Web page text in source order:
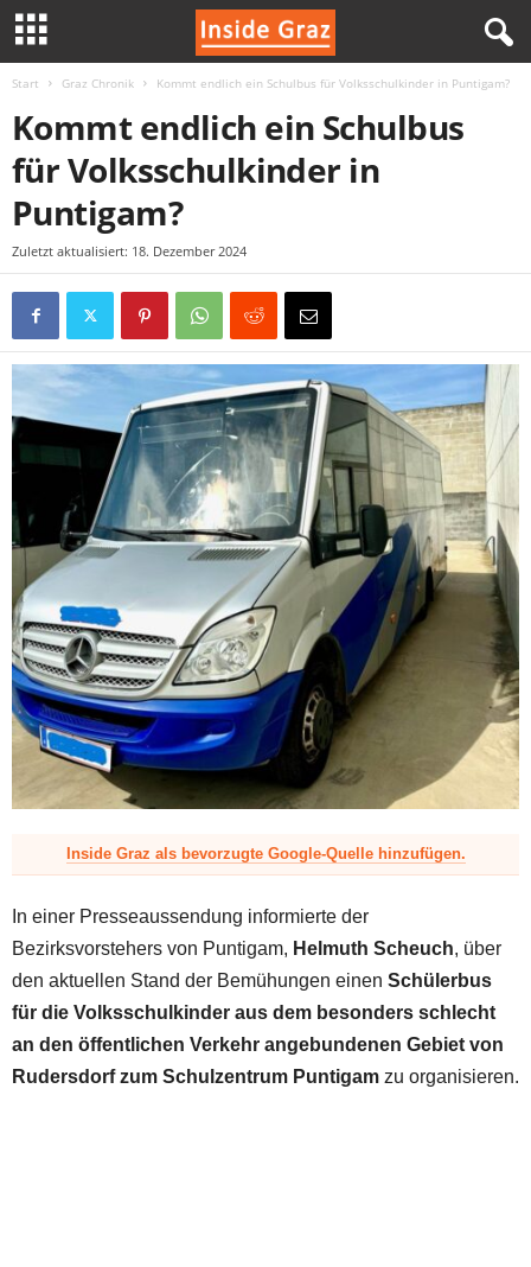
e
Start Graz Chronik Kommt endlich ein Schulbus für Volksschulkinder in Puntigam?
Kommt endlich ein Schulbus
für Volksschulkinder in
Puntigam?
Zuletzt aktualisiert: 18. Dezember 2024
Inside Graz als bevorzugte Google-Quelle hinzufügen.
In einer Presseaussendung informierte der
Bezirksvorstehers von Puntigam, Helmuth Scheuch, über
den aktuellen Stand der Bemühungen einen Schülerbus
für die Volksschulkinder aus dem besonders schlecht
an den öffentlichen Verkehr angebundenen Gebiet von
Rudersdorf zum Schulzentrum Puntigam zu organisieren.